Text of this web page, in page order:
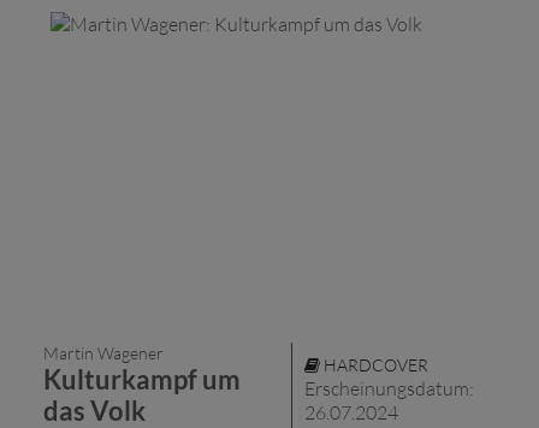
Martin Wagener
Kulturkampf um
das Volk
HARDCOVER
Erscheinungsdatum:
26.07.2024